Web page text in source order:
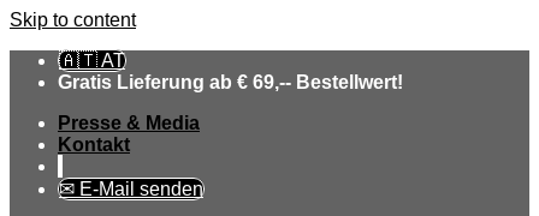
Skip to content
🇦🇹 AT
Gratis Lieferung ab € 69,-- Bestellwert!
Presse & Media
Kontakt
✉ E-Mail senden